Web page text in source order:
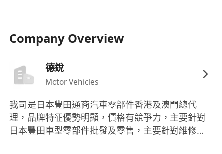
Company Overview
德銳
Motor Vehicles
我司是日本豐田通商汽車零部件香港及澳門總代
理，品牌特征優勢明顯，價格有競爭力，主要針對
日本豐田車型零部件批發及零售，主要針對維修車